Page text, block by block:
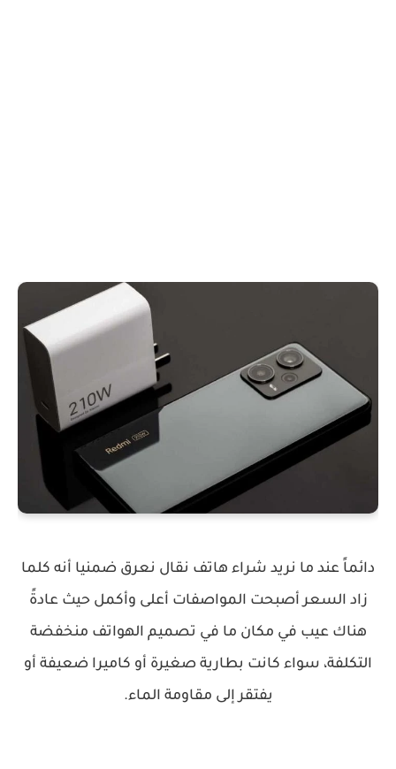
دائماً عند ما نريد شراء هاتف نقال نعرق ضمنيا أنه كلما
زاد السعر أصبحت المواصفات أعلى وأكمل حيث عادةً
هناك عيب في مكان ما في تصميم الهواتف منخفضة
التكلفة، سواء كانت بطارية صغيرة أو كاميرا ضعيفة أو
يفتقر إلى مقاومة الماء.